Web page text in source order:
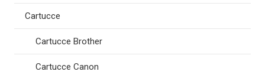
Cartucce
Cartucce Brother
Cartucce Canon